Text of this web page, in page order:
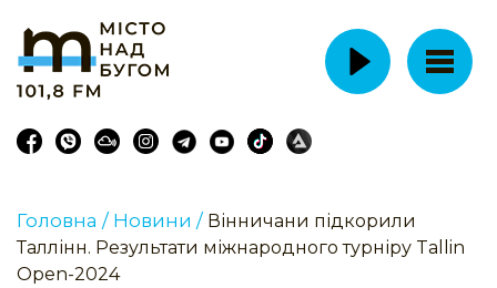
Головна / Новини / Вінничани підкорили
Таллінн. Результати міжнародного турніру Tallin
Open-2024